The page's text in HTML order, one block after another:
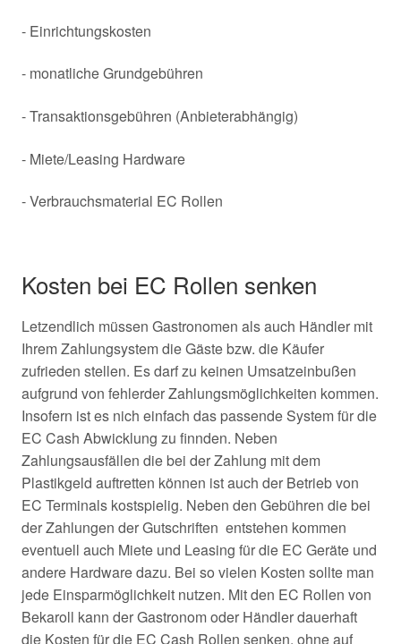
- Einrichtungskosten
- monatliche Grundgebühren
- Transaktionsgebühren (Anbieterabhängig)
- Miete/Leasing Hardware
- Verbrauchsmaterial EC Rollen
Kosten bei EC Rollen senken
Letzendlich müssen Gastronomen als auch Händler mit
Ihrem Zahlungsystem die Gäste bzw. die Käufer
zufrieden stellen. Es darf zu keinen Umsatzeinbußen
aufgrund von fehlerder Zahlungsmöglichkeiten kommen.
Insofern ist es nich einfach das passende System für die
EC Cash Abwicklung zu finnden. Neben
Zahlungsausfällen die bei der Zahlung mit dem
Plastikgeld auftretten können ist auch der Betrieb von
EC Terminals kostspielig. Neben den Gebühren die bei
der Zahlungen der Gutschriften entstehen kommen
eventuell auch Miete und Leasing für die EC Geräte und
andere Hardware dazu. Bei so vielen Kosten sollte man
jede Einsparmöglichkeit nutzen. Mit den EC Rollen von
Bekaroll kann der Gastronom oder Händler dauerhaft
die Kosten für die EC Cash Rollen senken, ohne auf